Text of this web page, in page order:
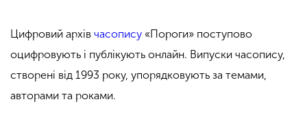
Цифровий архів часопису «Пороги» поступово
оцифровують і публікують онлайн. Випуски часопису,
створені від 1993 року, упорядковують за темами,
авторами та роками.